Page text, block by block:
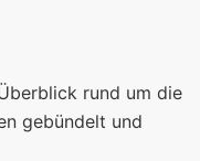
rund um die
gebündelt und